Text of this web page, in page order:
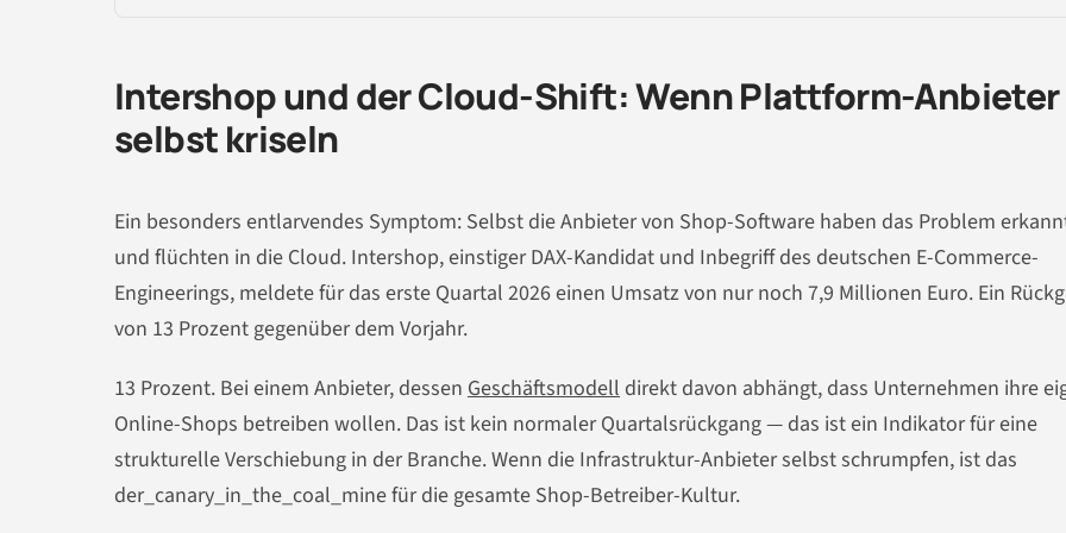
Intershop und der Cloud-Shift: Wenn Plattform-Anbieter
selbst kriseln
Ein besonders entlarvendes Symptom: Selbst die Anbieter von Shop-Software haben das Problem
und flüchten in die Cloud. Intershop, einstiger DAX-Kandidat und Inbegriff des deutschen E-Commerce-
Engineerings, meldete für das erste Quartal 2026 einen Umsatz von nur noch 7,9 Millionen Euro. Ein
von 13 Prozent gegenüber dem Vorjahr.
13 Prozent. Bei einem Anbieter, dessen Geschäftsmodell direkt davon abhängt, dass Unternehmen ihre
Online-Shops betreiben wollen. Das ist kein normaler Quartalsrückgang — das ist ein Indikator für eine
strukturelle Verschiebung in der Branche. Wenn die Infrastruktur-Anbieter selbst schrumpfen, ist das
der_canary_in_the_coal_mine für die gesamte Shop-Betreiber-Kultur.